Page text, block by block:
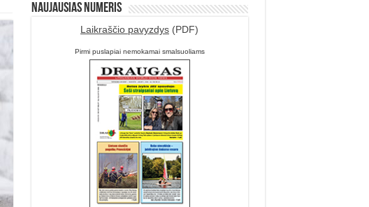
Naujausias numeris
Laikraščio pavyzdys (PDF)
Pirmi puslapiai nemokamai smalsuoliams